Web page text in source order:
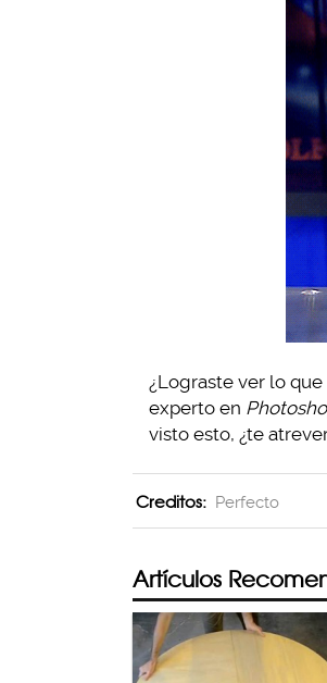
¿Lograste ver lo
experto en
visto esto, ¿te
Creditos: Perfecto
Artículos